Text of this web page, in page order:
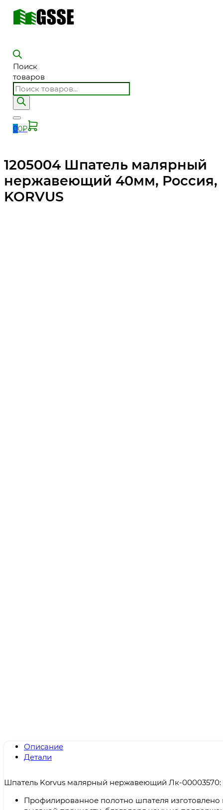
Поиск
товаров
00₽
1205004 Шпатель малярный
нержавеющий 40мм, Россия,
KORVUS
Описание
Детали
Шпатель Korvus малярный нержавеющий Лк-00003570:
Профилированное полотно шпателя